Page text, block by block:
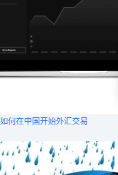
如何在中国开始外汇交易